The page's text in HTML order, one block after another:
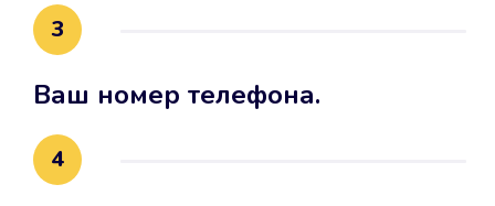
3
Ваш номер телефона.
4